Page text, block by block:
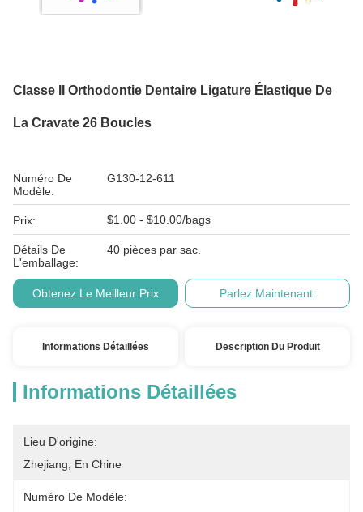
Classe II Orthodontie Dentaire Ligature Élastique De
La Cravate 26 Boucles
Numéro De
Modèle:
G130-12-611
Prix: $1.00 - $10.00/bags
Détails De
L'emballage:
40 pièces par sac.
Obtenez Le Meilleur Prix Parlez Maintenant.
Informations Détaillées Description Du Produit
Informations Détaillées
Lieu D'origine:
Zhejiang, En Chine
Numéro De Modèle: